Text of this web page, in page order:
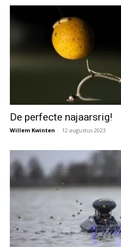
De perfecte najaarsrig!
Willem Kwinten - 12 augustus 2023